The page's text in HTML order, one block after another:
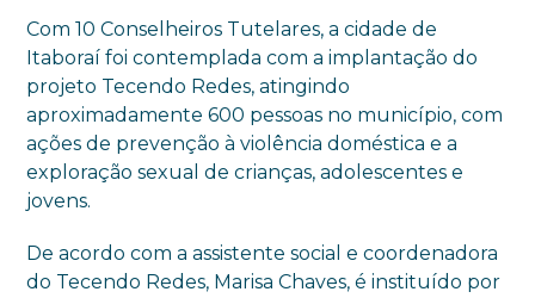
Com 10 Conselheiros Tutelares, a cidade de
Itaboraí foi contemplada com a implantação do
projeto Tecendo Redes, atingindo
aproximadamente 600 pessoas no município, com
ações de prevenção à violência doméstica e a
exploração sexual de crianças, adolescentes e
jovens.
De acordo com a assistente social e coordenadora
do Tecendo Redes, Marisa Chaves, é instituído por